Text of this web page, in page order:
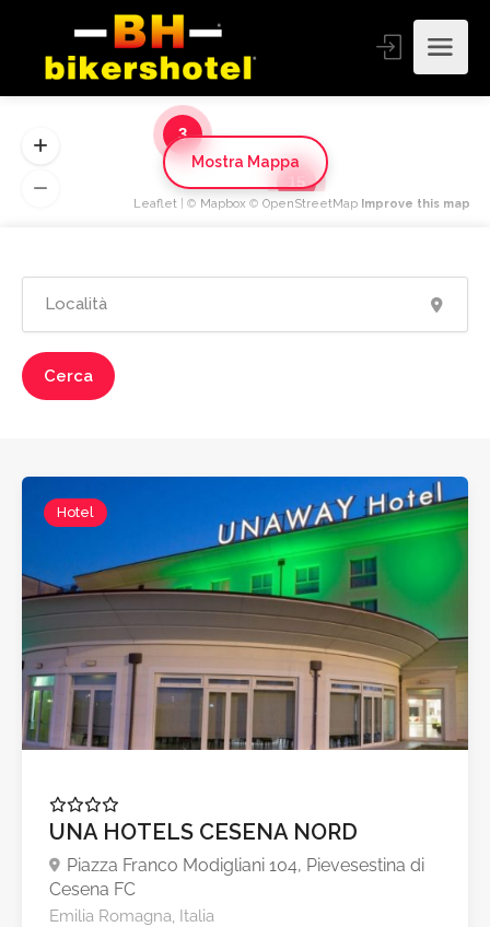
Cerca
Hotel
UNA HOTELS CESENA NORD
Piazza Franco Modigliani 104, Pievesestina di
Cesena FC
Emilia Romagna, Italia
3
15
Leaflet | © Mapbox © OpenStreetMap Improve this map
Mostra Mappa